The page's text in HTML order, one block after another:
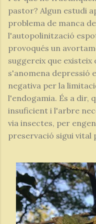
pastor? Algun estudi
problema de manca
l'autopolinització
provoqués un
suggereix que existeix
s'anomena depressió
negativa per la
l'endogamia. És a dir,
insuficient i l'arbre
via insectes, per
preservació sigui vital